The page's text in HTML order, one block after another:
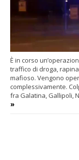
È in corso
traffico di droga,
mafioso. Vengono
complessivamente.
fra Galatina, Gallipoli,
»